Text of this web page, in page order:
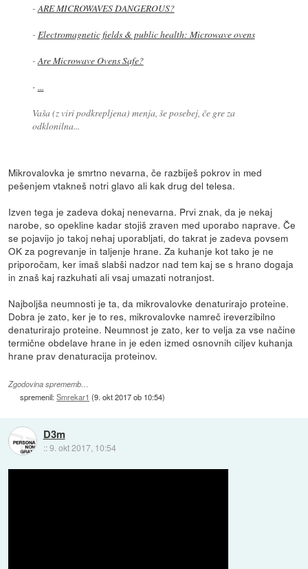
-ARE MICROWAVES DANGEROUS?
- Electromagnetic fields & public health: Microwave ovens
-Are Microwave Ovens Safe?
- ...
Vaša (z viri podkrepljena) menja, še posebej, če gre za
odklonilna...
Mikrovalovka je smrtno nevarna, če razbiješ pokrov in med
pešenjem vtakneš notri glavo ali kak drug del telesa.
Izven tega je zadeva dokaj nenevarna. Prvi znak, da je nekaj
narobe, so opekline kadar stojiš zraven med uporabo naprave. Če
se pojavijo jo takoj nehaj uporabljati, do takrat je zadeva povsem
OK za pogrevanje in taljenje hrane. Za kuhanje kot tako je ne
priporočam, ker imaš slabši nadzor nad tem kaj se s hrano dogaja
in znaš kaj razkuhati ali vsaj umazati notranjost.
Najboljša neumnosti je ta, da mikrovalovke denaturirajo proteine.
Dobra je zato, ker je to res, mikrovalovke namreč ireverzibilno
denaturirajo proteine. Neumnost je zato, ker to velja za vse načine
termične obdelave hrane in je eden izmed osnovnih ciljev kuhanja
hrane prav denaturacija proteinov.
Zgodovina sprememb…
spremenil:Smrekar1 (9. okt 2017 ob 10:54)
D3m
::9. okt 2017, 10:54